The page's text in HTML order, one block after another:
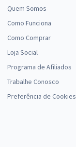
Quem Somos
Como Funciona
Como Comprar
Loja Social
Programa de Afiliados
Trabalhe Conosco
Preferência de Cookies